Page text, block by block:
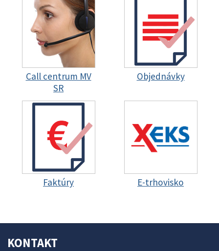
Call centrum MV
SR
Objednávky
Faktúry E-trhovisko
KONTAKT